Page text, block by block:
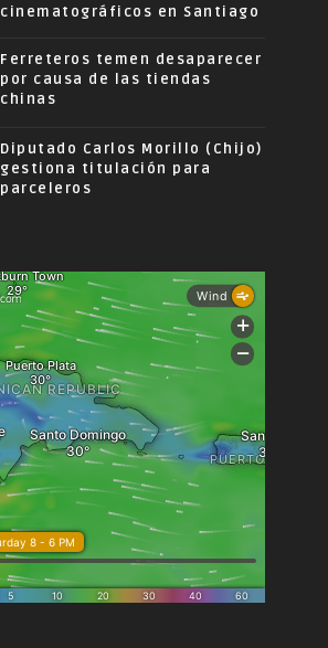
cinematográficos en Santiago
Ferreteros temen desaparecer
por causa de las tiendas
chinas
Diputado Carlos Morillo (Chijo)
gestiona titulación para
parceleros